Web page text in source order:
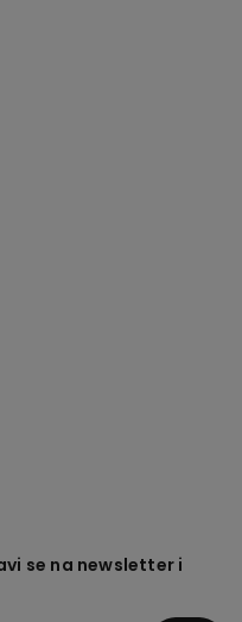
se na newsletter i